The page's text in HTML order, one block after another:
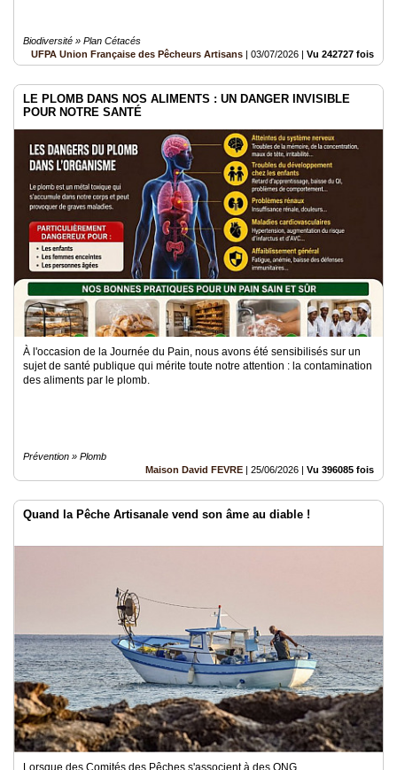
Biodiversité » Plan Cétacés
UFPA Union Française des Pêcheurs Artisans | 03/07/2026 | Vu 242727 fois
LE PLOMB DANS NOS ALIMENTS : UN DANGER INVISIBLE
POUR NOTRE SANTÉ
À l'occasion de la Journée du Pain, nous avons été sensibilisés sur un
sujet de santé publique qui mérite toute notre attention : la contamination
des aliments par le plomb.
Prévention » Plomb
Maison David FEVRE | 25/06/2026 | Vu 396085 fois
Quand la Pêche Artisanale vend son âme au diable !
Lorsque des Comités des Pêches s'associent à des ONG